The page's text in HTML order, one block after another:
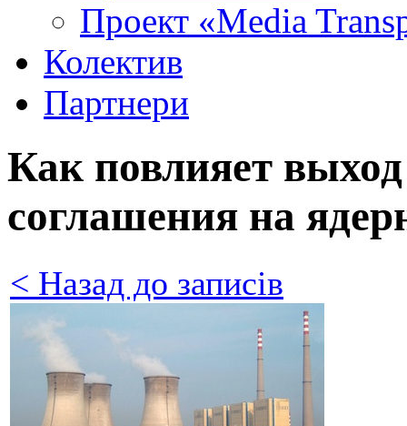
Проект «Media
Колектив
Партнери
Как повлияет
соглашения на
< Назад до записів